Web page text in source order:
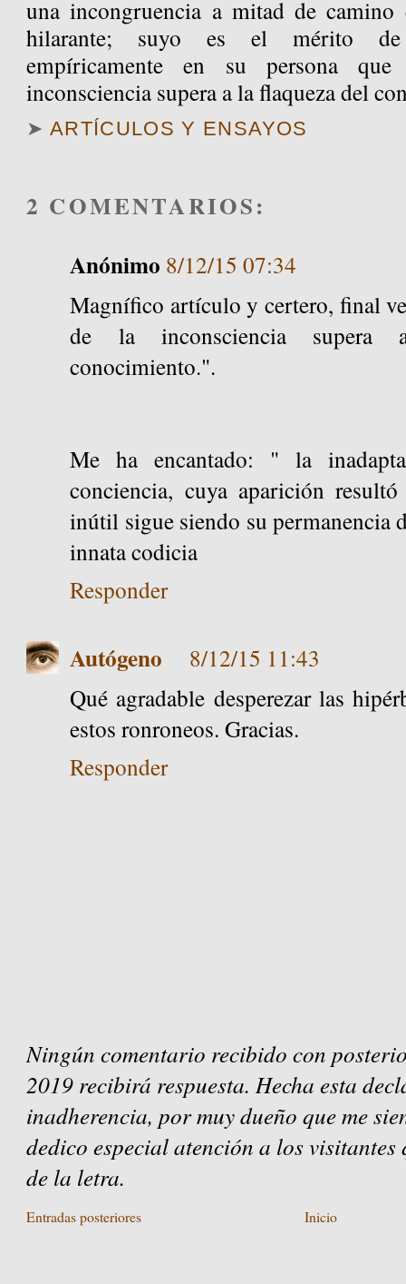
una incongruencia a mitad de
hilarante; suyo es el mérito de
empíricamente en su persona
inconsciencia supera a la flaqueza del
➤ ARTÍCULOS Y ENSAYOS
2 COMENTARIOS:
Anónimo 8/12/15 07:34
Magnífico artículo y certero, final
de la inconsciencia
conocimiento.".
Me ha encantado: " la
conciencia, cuya aparición
inútil sigue siendo su permanencia
innata codicia
Responder
Autógeno
8/12/15 11:43
Qué agradable desperezar las
estos ronroneos. Gracias.
Responder
Ningún comentario recibido con
2019 recibirá respuesta. Hecha esta
inadherencia, por muy dueño que me
dedico especial atención a los
de la letra.
Entradas posteriores Inicio